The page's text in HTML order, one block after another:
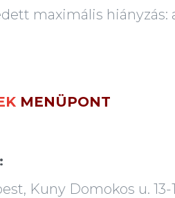
hiányzás: a
MENÜPONT
Kuny Domokos u. 13-